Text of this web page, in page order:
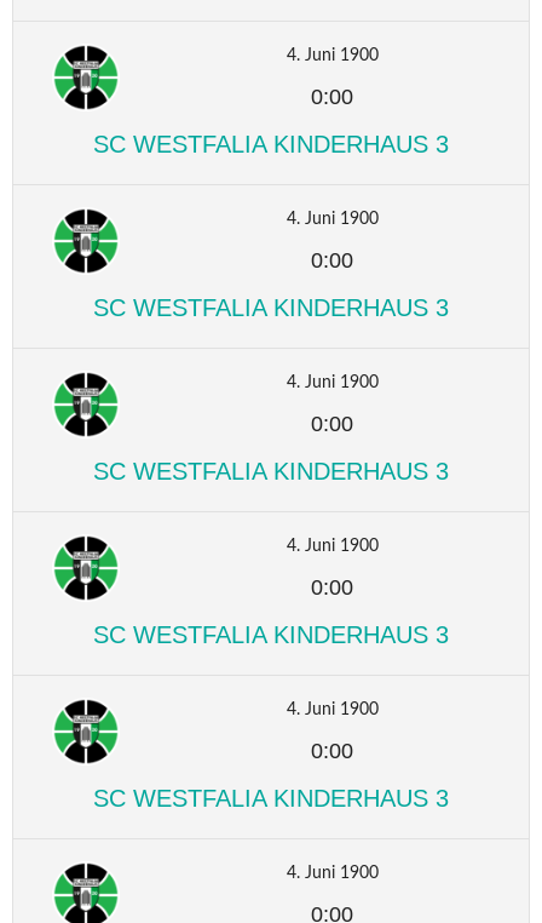
4. Juni 1900
0:00
SC WESTFALIA KINDERHAUS 3
4. Juni 1900
0:00
SC WESTFALIA KINDERHAUS 3
4. Juni 1900
0:00
SC WESTFALIA KINDERHAUS 3
4. Juni 1900
0:00
SC WESTFALIA KINDERHAUS 3
4. Juni 1900
0:00
SC WESTFALIA KINDERHAUS 3
4. Juni 1900
0:00